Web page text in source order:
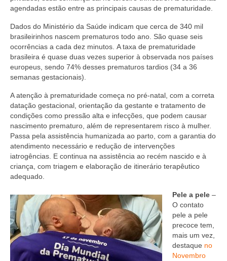
Eleições
Fiscalização
Responsabilidade Técnica
Legislações
Portarias
Resoluções
Desagravo Público
Processos Éticos
Suspensão do Exercício Profissional
Para Você
Procedimento para registro
agendadas estão entre as principais causas de prematuridade.
Dados do Ministério da Saúde indicam que cerca de 340 mil
brasileirinhos nascem prematuros todo ano. São quase seis
ocorrências a cada dez minutos. A taxa de prematuridade
brasileira é quase duas vezes superior à observada nos países
europeus, sendo 74% desses prematuros tardios (34 a 36
semanas gestacionais).
A atenção à prematuridade começa no pré-natal, com a correta
datação gestacional, orientação da gestante e tratamento de
condições como pressão alta e infecções, que podem causar
nascimento prematuro, além de representarem risco à mulher.
Passa pela assistência humanizada ao parto, com a garantia do
atendimento necessário e redução de intervenções
iatrogências. E continua na assistência ao recém nascido e à
criança, com triagem e elaboração de itinerário terapêutico
adequado.
Pele a pele –
O contato
pele a pele
precoce tem,
mais um vez,
destaque no
Novembro